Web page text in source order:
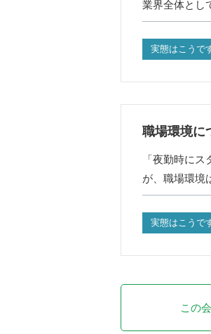
業界全体とし
実態はこうで
職場環境に
「夜勤時に
が、職場環境
実態はこうで
この